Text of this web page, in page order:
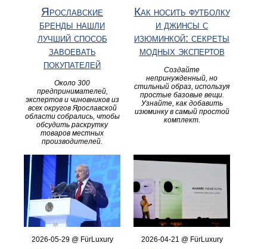
Ярославские
бренды нашли
лучший способ
завоевать
покупателей
Около 300
предпринимателей,
экспертов и чиновников из
всех округов Ярославской
области собрались, чтобы
обсудить раскрутку
товаров местных
производителей.
Как носить футболку
и джинсы с
изюминкой: секреты
модных экспертов
Создайте
непринужденный, но
стильный образ, используя
простые базовые вещи.
Узнайте, как добавить
изюминку в самый простой
комплект.
2026-05-29 @ FürLuxury 2026-04-21 @ FürLuxury